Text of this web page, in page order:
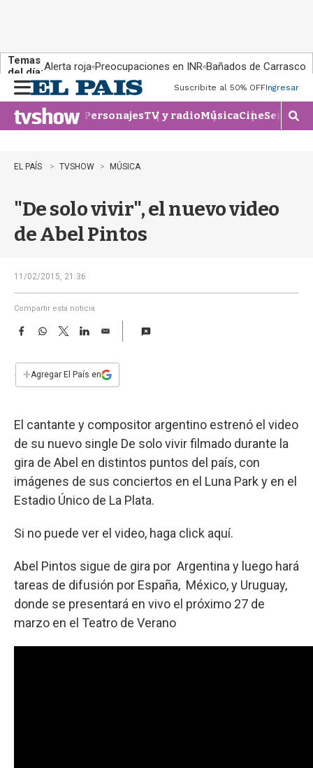
Temas
del día:Alerta roja Preocupaciones en INR Bañados de Carrasco
n
u
Suscribite al 50% OFFIngresar
PersonajesTV y radioMúsicaCineSeries
M
o
e
EL PAÍS TVSHOW MÚSICA
"De solo vivir", el nuevo video
de Abel Pintos
11/02/2015, 21:36
Compartir esta noticia
F
e
b
k
W
s
p
T
w
t
L
n
E
i
l
+Agregar El País en
El cantante y compositor argentino estrenó el video
de su nuevo single De solo vivir filmado durante la
gira de Abel en distintos puntos del país, con
imágenes de sus conciertos en el Luna Park y en el
Estadio Único de La Plata.
Si no puede ver el video, haga click aquí.
Abel Pintos sigue de gira por Argentina y luego hará
tareas de difusión por España, México, y Uruguay,
donde se presentará en vivo el próximo 27 de
marzo en el Teatro de Verano